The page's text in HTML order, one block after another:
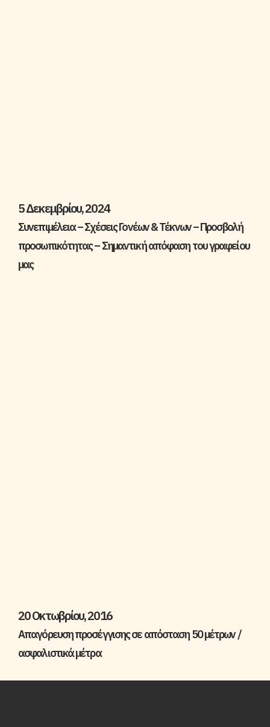
5 Δεκεμβρίου, 2024
Συνεπιμέλεια – Σχέσεις Γονέων & Τέκνων – Προσβολή
προσωπικότητας – Σημαντική απόφαση του γραφείου
μας
20 Οκτωβρίου, 2016
Απαγόρευση προσέγγισης σε απόσταση 50 μέτρων /
ασφαλιστικά μέτρα